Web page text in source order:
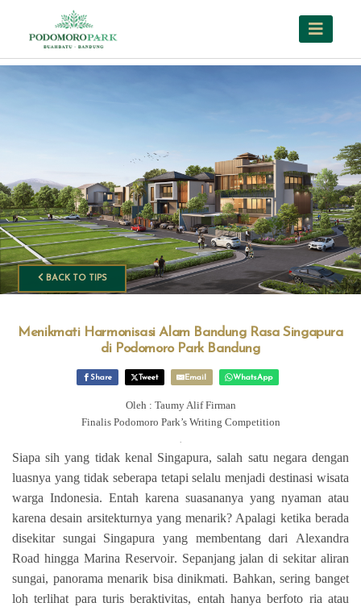
BACK TO TIPS
Menikmati Harmonisasi Alam Bandung Rasa Singapura
di Podomoro Park Bandung
Share Tweet Email WhatsApp
Oleh : Taumy Alif Firman
Finalis Podomoro Park’s Writing Competition
.
Siapa sih yang tidak kenal Singapura, salah satu negara dengan
luasnya yang tidak seberapa tetapi selalu menjadi destinasi wisata
warga Indonesia. Entah karena suasananya yang nyaman atau
karena desain arsitekturnya yang menarik? Apalagi ketika berada
disekitar sungai Singapura yang membentang dari Alexandra
Road hingga Marina Reservoir. Sepanjang jalan di sekitar aliran
sungai, panorama menarik bisa dinikmati. Bahkan, sering banget
loh terlihat para turis beraktivitas, entah hanya berfoto ria atau